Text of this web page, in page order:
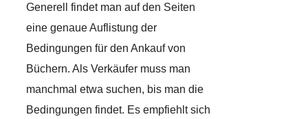
Generell findet man auf den Seiten
eine genaue Auflistung der
Bedingungen für den Ankauf von
Büchern. Als Verkäufer muss man
manchmal etwa suchen, bis man die
Bedingungen findet. Es empfiehlt sich